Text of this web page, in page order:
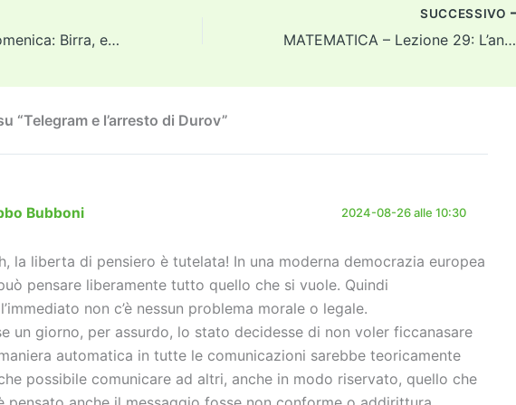
d
n
k
Quizzino della domenica: Birra, e sai cosa bevi
SUCCESSIVO
MATEMATICA – Lezione 29: L’analisi funzionale
“Telegram e l’arresto di Durov”
Bubboni 2024-08-26 alle 10:30
la liberta di pensiero è tutelata! In una moderna democrazia europea
pensare liberamente tutto quello che si vuole. Quindi
non c’è nessun problema morale o legale.
un giorno, per assurdo, lo stato decidesse di non voler ficcanasare
automatica in tutte le comunicazioni sarebbe teoricamente
possibile comunicare ad altri, anche in modo riservato, quello che